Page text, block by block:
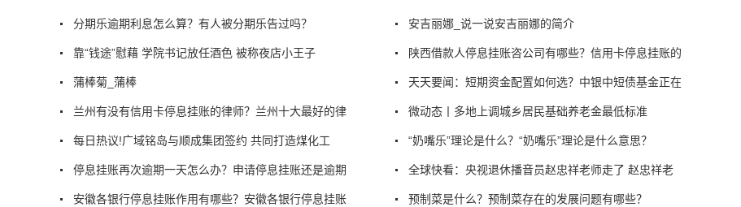
分期乐逾期利息怎么算？有人被分期乐告过吗？
靠“钱途”慰藉 学院书记放任酒色 被称夜店小王子
蒲棒菊_蒲棒
兰州有没有信用卡停息挂账的律师？兰州十大最好的律
每日热议!广域铭岛与顺成集团签约 共同打造煤化工
停息挂账再次逾期一天怎么办？申请停息挂账还是逾期
安徽各银行停息挂账作用有哪些？安徽各银行停息挂账
安吉丽娜_说一说安吉丽娜的简介
陕西借款人停息挂账咨公司有哪些？信用卡停息挂账的
天天要闻：短期资金配置如何选？中银中短债基金正在
微动态丨多地上调城乡居民基础养老金最低标准
“奶嘴乐”理论是什么？“奶嘴乐”理论是什么意思？
全球快看：央视退休播音员赵忠祥老师走了 赵忠祥老
预制菜是什么？预制菜存在的发展问题有哪些？